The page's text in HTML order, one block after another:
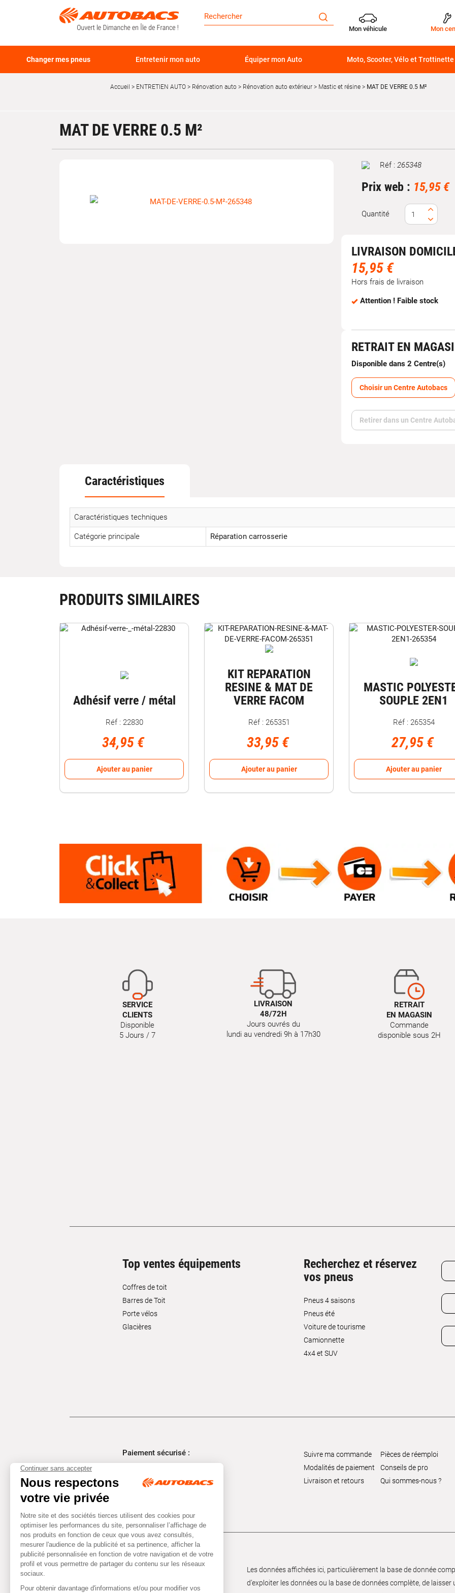
Mon véhicule Mon
Changer mes pneus Entretenir mon auto Équiper mon Auto Moto, Scooter, Vélo et Trottinette
Accueil ENTRETIEN AUTO Rénovation auto Rénovation auto extérieur Mastic et résine MAT DE VERRE 0.5 M²
MAT DE VERRE 0.5 M²
MarqueRéf : 265348
Prix web : 15,95 €
Quantité
LIVRAISON
15,95 €
Hors frais de livraison
Attention ! Faible stock
RETRAIT EN
Disponible dans 2 Centre(s)
Choisir un Centre Autobacs
Retirer dans un Centre
Caractéristiques
Caractéristiques techniques
Catégorie principale Réparation carrosserie
PRODUITS SIMILAIRES
Adhésif verre / métal
Réf : 22830
34,95 €
Ajouter au panier
KIT REPARATION
RESINE & MAT DE
VERRE FACOM
Réf : 265351
33,95 €
Ajouter au panier
MASTIC
SOUPLE 2EN1
Réf : 265354
27,95 €
Ajouter au panier
SERVICE
CLIENTS
Disponible
5 Jours / 7
LIVRAISON
48/72H
Jours ouvrés du
lundi au vendredi 9h à 17h30
RETRAIT
EN MAGASIN
Commande
disponible sous 2H
Top ventes équipements
Coffres de toit
Barres de Toit
Porte vélos
Glacières
Recherchez et réservez
vos pneus
Pneus 4 saisons
Pneus été
Voiture de tourisme
Camionnette
4x4 et SUV
Paiement sécurisé :
Suivre ma commande
Modalités de paiement
Livraison et retours
Pièces de réemploi
Conseils de pro
Qui sommes-nous ?
Les données affichées ici, particulièrement la base de donnée
d’exploiter les données ou la base de données complète, de